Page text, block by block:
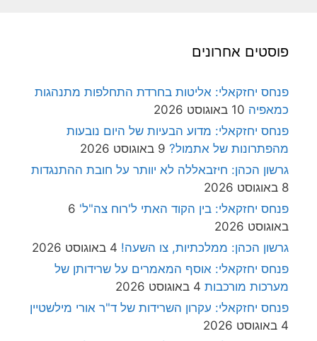
פוסטים אחרונים
פנחס יחזקאלי: אליטות בחרדת התחלפות מתנהגות
כמאפיה 10 באוגוסט 2026
פנחס יחזקאלי: מדוע הבעיות של היום נובעות
מהפתרונות של אתמול? 9 באוגוסט 2026
גרשון הכהן: חיזבאללה לא יוותר על חובת ההתנגדות
8 באוגוסט 2026
פנחס יחזקאלי: בין הקוד האתי ל'רוח צה"ל' 6
באוגוסט 2026
גרשון הכהן: ממלכתיות, צו השעה! 4 באוגוסט 2026
פנחס יחזקאלי: אוסף המאמרים על שרידותן של
מערכות מורכבות 4 באוגוסט 2026
פנחס יחזקאלי: עקרון השרידות של ד"ר אורי מילשטיין
4 באוגוסט 2026